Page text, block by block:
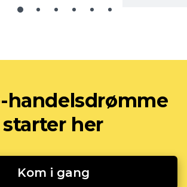
handelsdrømme
starter her
Kom i gang